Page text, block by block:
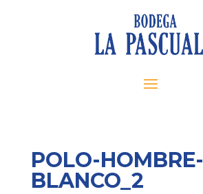
POLO-HOMBRE-
BLANCO_2